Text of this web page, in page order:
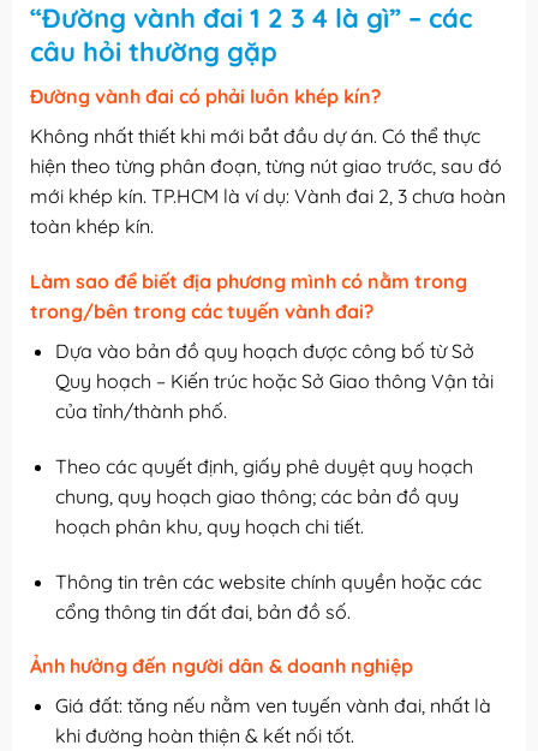
“Đường vành đai 1 2 3 4 là gì” – các
câu hỏi thường gặp
Đường vành đai có phải luôn khép kín?
Không nhất thiết khi mới bắt đầu dự án. Có thể thực
hiện theo từng phân đoạn, từng nút giao trước, sau đó
mới khép kín. TP.HCM là ví dụ: Vành đai 2, 3 chưa hoàn
toàn khép kín.
Làm sao để biết địa phương mình có nằm trong
trong/bên trong các tuyến vành đai?
Dựa vào bản đồ quy hoạch được công bố từ Sở
Quy hoạch – Kiến trúc hoặc Sở Giao thông Vận tải
của tỉnh/thành phố.
Theo các quyết định, giấy phê duyệt quy hoạch
chung, quy hoạch giao thông; các bản đồ quy
hoạch phân khu, quy hoạch chi tiết.
Thông tin trên các website chính quyền hoặc các
cổng thông tin đất đai, bản đồ số.
Ảnh hưởng đến người dân & doanh nghiệp
Giá đất: tăng nếu nằm ven tuyến vành đai, nhất là
khi đường hoàn thiện & kết nối tốt.